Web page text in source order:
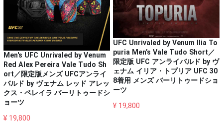
Men's UFC Unrivaled by Venum
Red Alex Pereira Vale Tudo Sh
ort／限定版メンズ UFCアンライ
バルド by ヴェナム レッド アレッ
クス・ペレイラ バーリトゥードシ
ョーツ
¥ 19,800
UFC Unrivaled by Venum Ilia To
puria Men’s Vale Tudo Short／
限定版 UFC アンライバルド by ヴ
ェナム イリア・トプリア UFC 30
8着用 メンズ バーリトゥードショ
ーツ
¥ 19,800